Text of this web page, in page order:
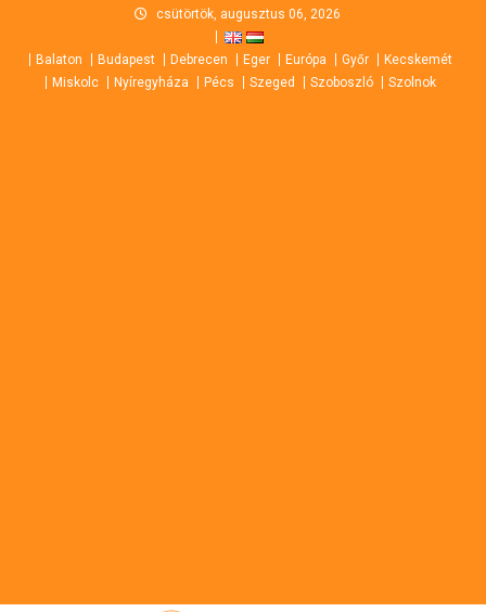
content
csütörtök, augusztus 06, 2026
Balaton Budapest Debrecen Eger Európa Győr
Kecskemét
Miskolc
Nyíregyháza Pécs Szeged Szoboszló Szolnok